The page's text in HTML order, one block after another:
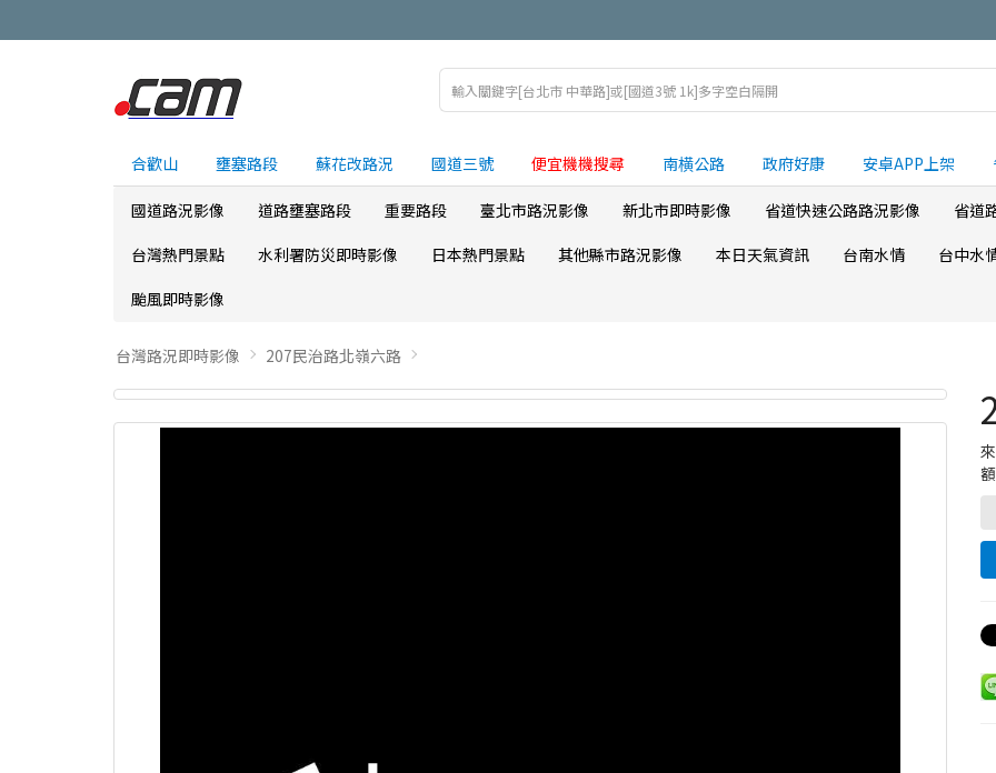
合歡山 壅塞路段 蘇花改路況 國道三號 便宜機機搜尋 南横公路 政府好康 安卓APP上架
國道路況影像 道路壅塞路段 重要路段 臺北市路況影像 新北市即時影像 省道快速公路路況影像
省道
台灣熱門景點
水利署防災即時影像 日本熱門景點 其他縣市路況影像 本日天氣資訊 台南水情
台中水
颱風即時影像
台灣路況即時影像 207民治路北嶺六路